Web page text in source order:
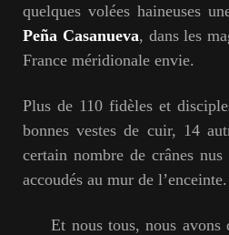
quelques volées haineuses
Peña Casanueva, dans les
France méridionale envie.
Plus de 110 fidèles et
bonnes vestes de cuir, 14
certain nombre de crânes
accoudés au mur de l’enceinte.
Et nous tous, nous avons